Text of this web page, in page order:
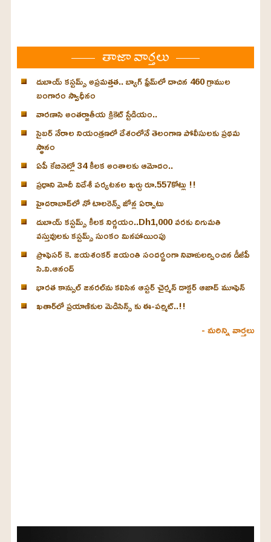
తాజా వార్తలు
దుబాయ్ కస్టమ్స్ అప్రమత్తత.. బ్యాగ్ ఫ్రేమ్‌లో దాచిన 460 గ్రాముల
బంగారం స్వాధీనం
వారణాసి అంతర్జాతీయ క్రికెట్ స్టేడియం..
సైబర్ నేరాల నియంత్రణలో దేశంలోనే తెలంగాణ పోలీసులకు ప్రథమ
స్థానం
ఏపీ కేబినెట్లో 34 కీలక అంశాలకు ఆమోదం..
ప్రధాని మోదీ విదేశీ పర్యటనల ఖర్చు రూ.557కోట్లు !!
హైదరాబాద్‌లో నో టాలరెన్స్ జోన్ల ఏర్పాటు
దుబాయ్ కస్టమ్స్ కీలక నిర్ణయం..Dh1,000 వరకు దిగుమతి
వస్తువులకు కస్టమ్స్ సుంకం మినహాయింపు
ప్రొఫెసర్ కె. జయశంకర్ జయంతి సందర్భంగా నివాళులర్పించిన డీజీపీ
సి.వి.ఆనంద్
భారత కాన్సుల్ జనరల్‌ను కలిసిన ఆస్టర్ చైర్మన్ డాక్టర్ ఆజాద్ మూఫెన్
ఖతార్‌లో ప్రయాణికుల మెడిసిన్స్ కు ఈ-పర్మిట్..!!
- మరిన్ని వార్తలు